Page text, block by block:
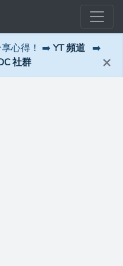
心得！ ➡️ YT 頻道 ➡️
社群 ×